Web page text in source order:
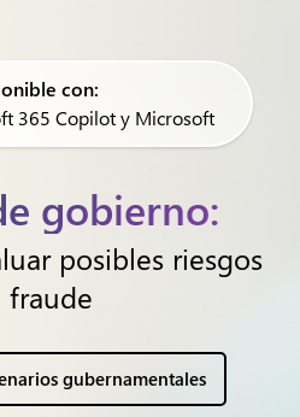
con:
365 Copilot y Microsoft
gobierno:
posibles riesgos
fraude
gubernamentales